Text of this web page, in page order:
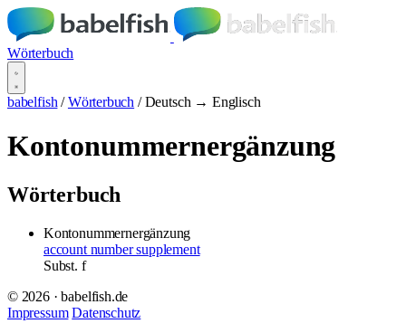
Wörterbuch
babelfish / Wörterbuch / Deutsch → Englisch
Kontonummernergänzung
Wörterbuch
Kontonummernergänzung
account number supplement
Subst. f
© 2026 · babelfish.de
Impressum Datenschutz